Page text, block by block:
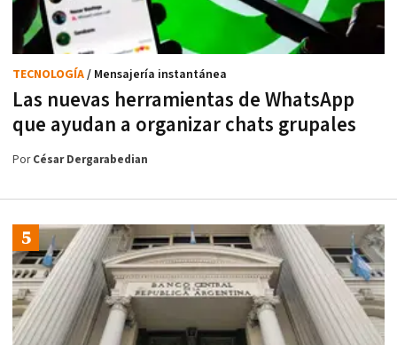
Las nuevas herramientas de WhatsApp
que ayudan a organizar chats grupales
TECNOLOGÍA/ Mensajería instantánea
PorCésar Dergarabedian